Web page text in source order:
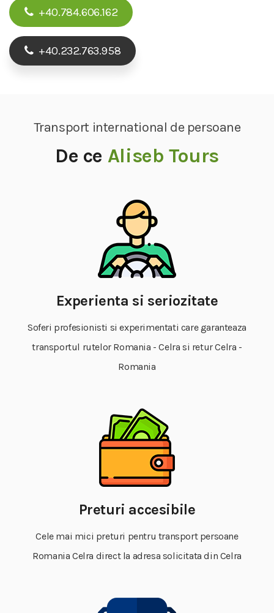
+40.784.606.162
+40.232.763.958
Transport international de persoane
De ce Aliseb Tours
Experienta si seriozitate
Soferi profesionisti si experimentati care garanteaza
transportul rutelor Romania - Celra si retur Celra -
Romania
Preturi accesibile
Cele mai mici preturi pentru transport persoane
Romania Celra direct la adresa solicitata din Celra